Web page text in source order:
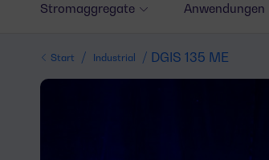
Stromaggregate Anwendungen
Start / Industrial / DGIS 135 ME